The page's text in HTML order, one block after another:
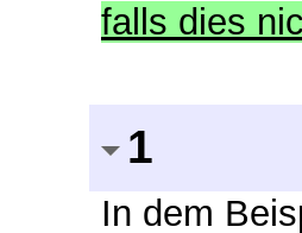
falls dies
1
In dem